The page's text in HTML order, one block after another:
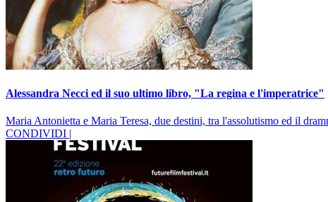
Alessandra Necci ed il suo ultimo libro, "La regina e l'imperatrice"
Maria Antonietta e Maria Teresa, due destini, tra l'assolutismo ed il
CONDIVIDI |